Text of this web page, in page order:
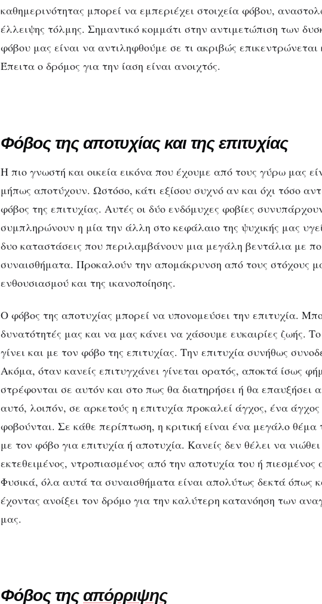
καθημερινότητας μπορεί να εμπεριέχει στοιχεία φόβου,
έλλειψης τόλμης. Σημαντικό κομμάτι στην αντιμετώπιση των
φόβου μας είναι να αντιληφθούμε σε τι ακριβώς
Έπειτα ο δρόμος για την ίαση είναι ανοιχτός.
Φόβος της αποτυχίας και της επιτυχίας
Η πιο γνωστή και οικεία εικόνα που έχουμε από τους γύρω μας
μήπως αποτύχουν. Ωστόσο, κάτι εξίσου συχνό αν και όχι τόσο
φόβος της επιτυχίας. Αυτές οι δύο ενδόμυχες φοβίες
συμπληρώνουν η μία την άλλη στο κεφάλαιο της ψυχικής μας
δυο καταστάσεις που περιλαμβάνουν μια μεγάλη βεντάλια με
συναισθήματα. Προκαλούν την απομάκρυνση από τους στόχους
ενθουσιασμού και της ικανοποίησης.
Ο φόβος της αποτυχίας μπορεί να υπονομεύσει την επιτυχία.
δυνατότητές μας και να μας κάνει να χάσουμε ευκαιρίες ζωής.
γίνει και με τον φόβο της επιτυχίας. Την επιτυχία συνήθως
Ακόμα, όταν κανείς επιτυγχάνει γίνεται ορατός, αποκτά ίσως
στρέφονται σε αυτόν και στο πως θα διατηρήσει ή θα επαυξήσει
αυτό, λοιπόν, σε αρκετούς η επιτυχία προκαλεί άγχος, ένα
φοβούνται. Σε κάθε περίπτωση, η κριτική είναι ένα μεγάλο θέμα
με τον φόβο για επιτυχία ή αποτυχία. Κανείς δεν θέλει να
εκτεθειμένος, ντροπιασμένος από την αποτυχία του ή πιεσμένος
Φυσικά, όλα αυτά τα συναισθήματα είναι απολύτως δεκτά όπως
έχοντας ανοίξει τον δρόμο για την καλύτερη κατανόηση των
μας.
Φόβος τηςαπόρριψης